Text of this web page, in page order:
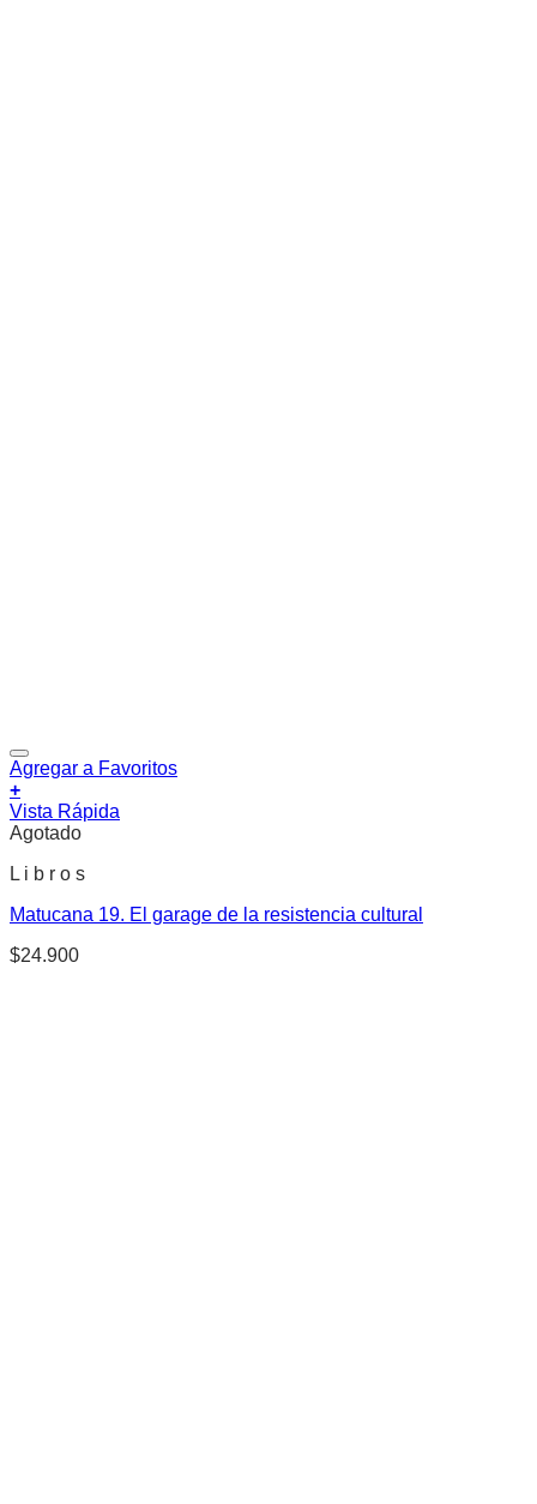
Agregar a Favoritos
+
Vista Rápida
Agotado
L i b r o s
Matucana 19. El garage de la resistencia cultural
$24.900